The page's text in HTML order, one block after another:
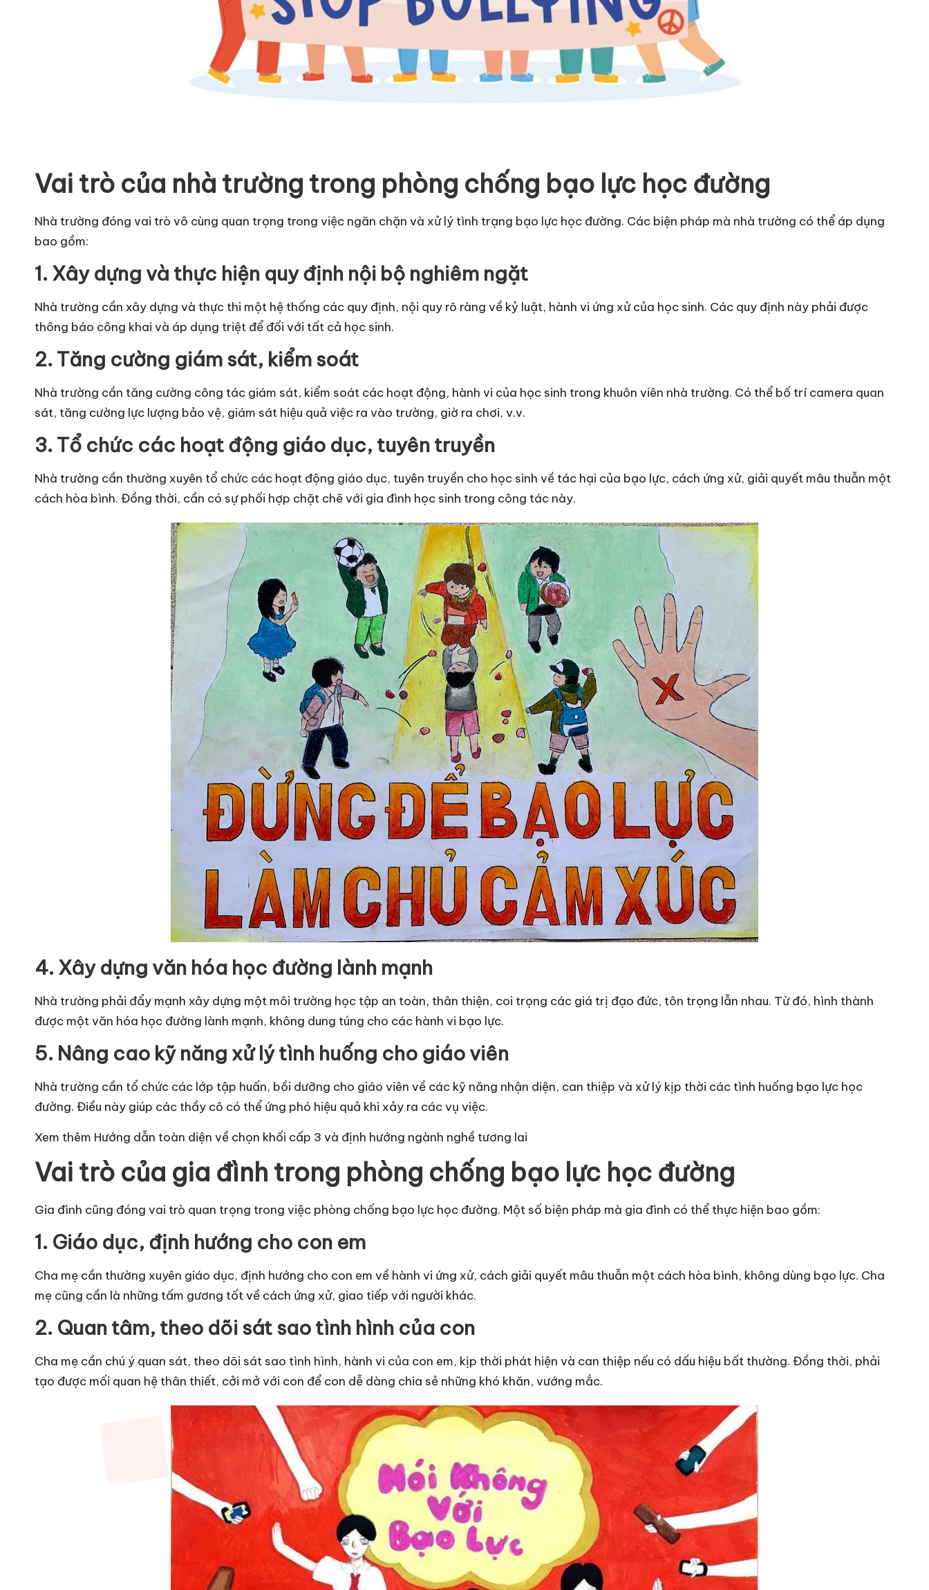
Vai trò của nhà trường trong phòng chống bạo lực học đường
Nhà trường đóng vai trò vô cùng quan trọng trong việc ngăn chặn và xử lý tình trạng bạo lực học đường. Các biện pháp mà nhà trường có thể áp dụng
bao gồm:
1. Xây dựng và thực hiện quy định nội bộ nghiêm ngặt
Nhà trường cần xây dựng và thực thi một hệ thống các quy định, nội quy rõ ràng về kỷ luật, hành vi ứng xử của học sinh. Các quy định này phải được
thông báo công khai và áp dụng triệt để đối với tất cả học sinh.
2. Tăng cường giám sát, kiểm soát
Nhà trường cần tăng cường công tác giám sát, kiểm soát các hoạt động, hành vi của học sinh trong khuôn viên nhà trường. Có thể bố trí camera quan
sát, tăng cường lực lượng bảo vệ, giám sát hiệu quả việc ra vào trường, giờ ra chơi, v.v.
3. Tổ chức các hoạt động giáo dục, tuyên truyền
Nhà trường cần thường xuyên tổ chức các hoạt động giáo dục, tuyên truyền cho học sinh về tác hại của bạo lực, cách ứng xử, giải quyết mâu thuẫn một
cách hòa bình. Đồng thời, cần có sự phối hợp chặt chẽ với gia đình học sinh trong công tác này.
4. Xây dựng văn hóa học đường lành mạnh
Nhà trường phải đẩy mạnh xây dựng một môi trường học tập an toàn, thân thiện, coi trọng các giá trị đạo đức, tôn trọng lẫn nhau. Từ đó, hình thành
được một văn hóa học đường lành mạnh, không dung túng cho các hành vi bạo lực.
5. Nâng cao kỹ năng xử lý tình huống cho giáo viên
Nhà trường cần tổ chức các lớp tập huấn, bồi dưỡng cho giáo viên về các kỹ năng nhận diện, can thiệp và xử lý kịp thời các tình huống bạo lực học
đường. Điều này giúp các thầy cô có thể ứng phó hiệu quả khi xảy ra các vụ việc.
Xem thêm Hướng dẫn toàn diện về chọn khối cấp 3 và định hướng ngành nghề tương lai
Vai trò của gia đình trong phòng chống bạo lực học đường
Gia đình cũng đóng vai trò quan trọng trong việc phòng chống bạo lực học đường. Một số biện pháp mà gia đình có thể thực hiện bao gồm:
1. Giáo dục, định hướng cho con em
Cha mẹ cần thường xuyên giáo dục, định hướng cho con em về hành vi ứng xử, cách giải quyết mâu thuẫn một cách hòa bình, không dùng bạo lực. Cha
mẹ cũng cần là những tấm gương tốt về cách ứng xử, giao tiếp với người khác.
2. Quan tâm, theo dõi sát sao tình hình của con
Cha mẹ cần chú ý quan sát, theo dõi sát sao tình hình, hành vi của con em, kịp thời phát hiện và can thiệp nếu có dấu hiệu bất thường. Đồng thời, phải
tạo được mối quan hệ thân thiết, cởi mở với con để con dễ dàng chia sẻ những khó khăn, vướng mắc.